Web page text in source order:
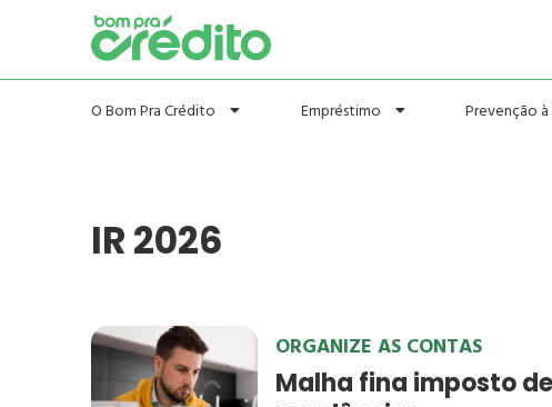
O Bom Pra Crédito Empréstimo Prevenção à
IR 2026
ORGANIZE AS CONTAS
Malha fina imposto